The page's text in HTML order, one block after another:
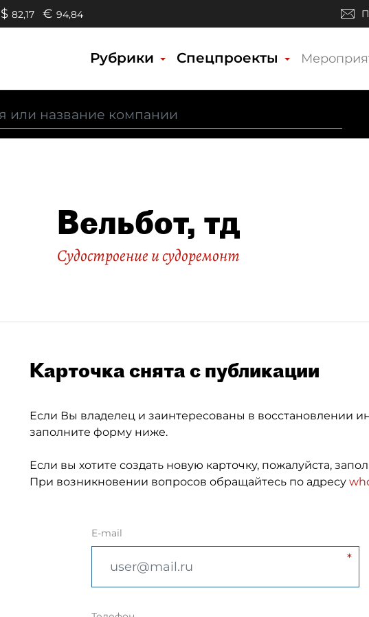
$ 82,17 € 94,84
Рубрики Спецпроекты
Вельбот, тд
Судостроение и судоремонт
Карточка снята с публикации
Если Вы владелец и заинтересованы в восстановлении
заполните форму ниже.
Если вы хотите создать новую карточку, пожалуйста,
При возникновении вопросов обращайтесь по адресу
E-mail